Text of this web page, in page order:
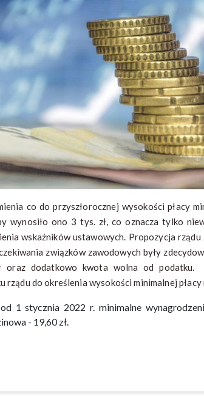
co do przyszłorocznej wysokości płacy
wynosiło ono 3 tys. zł, co oznacza tylko
wskaźników ustawowych. Propozycja
związków zawodowych były
oraz dodatkowo kwota wolna od podatku.
rządu do określenia wysokości minimalnej
1 stycznia 2022 r. minimalne
- 19,60 zł.